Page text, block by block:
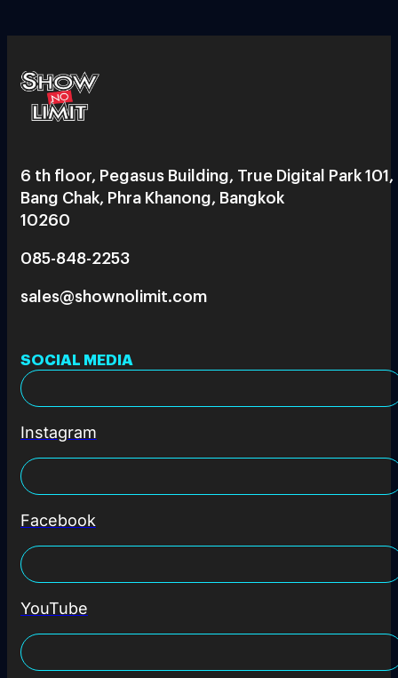
6 th floor, Pegasus Building, True Digital Park 101,
Bang Chak, Phra Khanong, Bangkok
10260
085-848-2253
sales@shownolimit.com
SOCIAL MEDIA
Instagram
Facebook
YouTube